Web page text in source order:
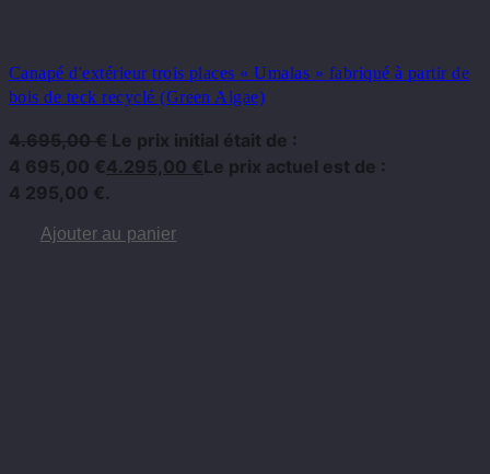
Canapé d'extérieur trois places « Umalas » fabriqué à partir de
bois de teck recyclé (Green Algae)
4.695,00€ Le prix initial était de :
4 695,00 €4.295,00 €Le prix actuel est de :
4 295,00 €.
Ajouter au panier